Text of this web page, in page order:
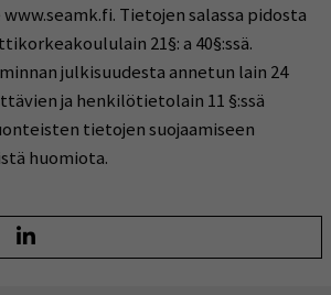
Tietojen salassa pidosta
21§: a 40§:ssä.
julkisuudesta annetun lain 24
ja henkilötietolain 11 §:ssä
tietojen suojaamiseen
huomiota.